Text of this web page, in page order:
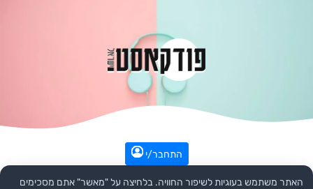
התחבר/י
האתר משתמש בעוגיות לשיפור החוויה. בלחיצה על "מאשר" אתם מסכימים